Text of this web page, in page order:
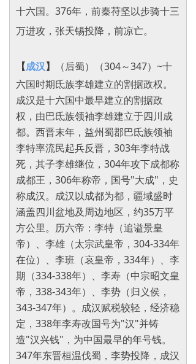
十六国。376年，前秦苻坚以步骑十三
万进攻，张天锡投降，前凉亡。
【成汉】
（后蜀）（304～347）~十
六国时期氐族李雄建立的割据政权。
成汉是十六国中最早建立的割据政
权，由巴氐族领袖李雄建立于四川成
都。西晋末年，益州蜀郡巴氐族领袖
李特率流民起兵反晋，303年李特战
死，其子李雄继位，304年攻下成都称
成都王，306年称帝，国号"大成"，史
称成汉。成汉以成都为都，疆域盛时
涵盖四川盆地及周边地区，约35万平
方公里。历六帝：李特（追谥景皇
帝）、李雄（太宗武皇帝，304-334年
在位）、李班（哀皇帝，334年）、李
期（334-338年）、李寿（中宗昭文皇
帝，338-343年）、李势（归义侯，
343-347年）。成汉赋税较轻，经济稳
定，338年李寿改国号为"汉"并铸
造"汉兴钱"，为中国最早的年号钱。
347年东晋桓温伐蜀，李势投降，成汉